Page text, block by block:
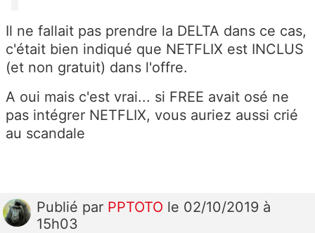
Il ne fallait pas prendre la DELTA dans ce cas,
c'était bien indiqué que NETFLIX est INCLUS
(et non gratuit) dans l'offre.
A oui mais c'est vrai... si FREE avait osé ne
pas intégrer NETFLIX, vous auriez aussi crié
au scandale
Publié par PPTOTO le 02/10/2019 à
15h03